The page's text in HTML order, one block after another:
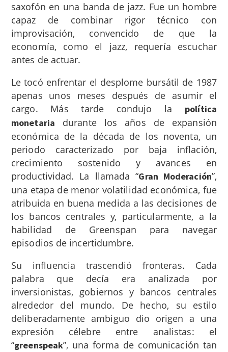
saxofón en una banda de jazz. Fue un hombre
capaz de combinar rigor técnico con
improvisación, convencido de que la
economía, como el jazz, requería escuchar
antes de actuar.
Le tocó enfrentar el desplome bursátil de 1987
apenas unos meses después de asumir el
cargo. Más tarde condujo la política
monetaria durante los años de expansión
económica de la década de los noventa, un
periodo caracterizado por baja inflación,
crecimiento sostenido y avances en
productividad. La llamada “Gran Moderación”,
una etapa de menor volatilidad económica, fue
atribuida en buena medida a las decisiones de
los bancos centrales y, particularmente, a la
habilidad de Greenspan para navegar
episodios de incertidumbre.
Su influencia trascendió fronteras. Cada
palabra que decía era analizada por
inversionistas, gobiernos y bancos centrales
alrededor del mundo. De hecho, su estilo
deliberadamente ambiguo dio origen a una
expresión célebre entre analistas: el
“greenspeak”, una forma de comunicación tan